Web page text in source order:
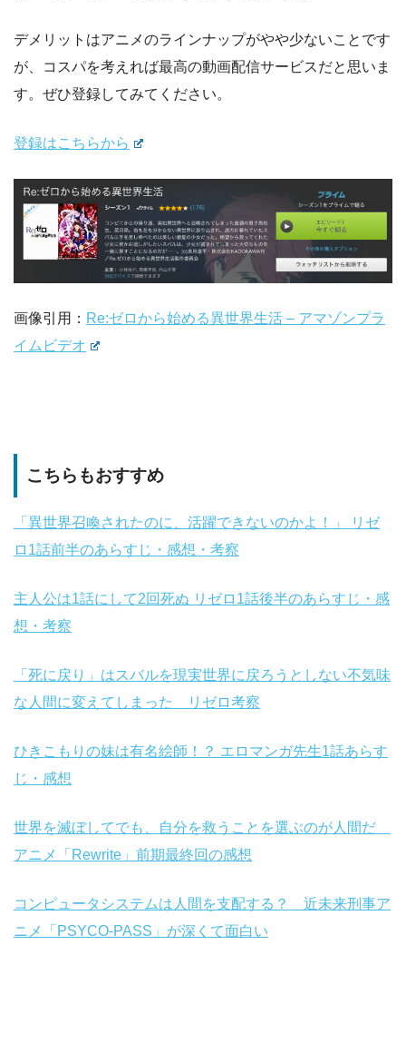
デメリットはアニメのラインナップがやや少ないことです
が、コスパを考えれば最高の動画配信サービスだと思いま
す。ぜひ登録してみてください。
登録はこちらから
画像引用： Re:ゼロから始める異世界生活 – アマゾンプラ
イムビデオ
こちらもおすすめ
「異世界召喚されたのに、活躍できないのかよ！」 リゼ
ロ1話前半のあらすじ・感想・考察
主人公は1話にして2回死ぬ リゼロ1話後半のあらすじ・感
想・考察
「死に戻り」はスバルを現実世界に戻ろうとしない不気味
な人間に変えてしまった リゼロ考察
ひきこもりの妹は有名絵師！？ エロマンガ先生1話あらす
じ・感想
世界を滅ぼしてでも、自分を救うことを選ぶのが人間だ
アニメ「Rewrite」前期最終回の感想
コンピュータシステムは人間を支配する？ 近未来刑事ア
ニメ
「PSYCO-PASS」が深くて面白い